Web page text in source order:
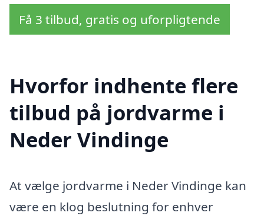
Få 3 tilbud, gratis og uforpligtende
Hvorfor indhente flere
tilbud på jordvarme i
Neder Vindinge
At vælge jordvarme i Neder Vindinge kan
være en klog beslutning for enhver